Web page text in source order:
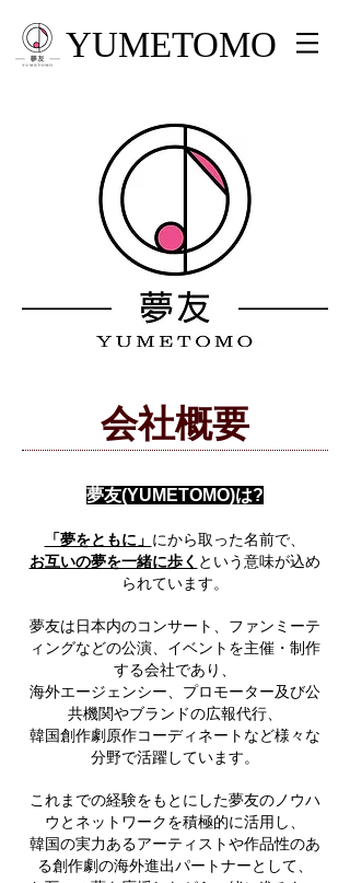
YUMETOMO
会社概要
夢友(YUMETOMO)は?
「夢をともに」 にから取った名前で、
お互いの夢を一緒に歩く という意味が込め
られています。
夢友は日本内のコンサート、ファンミーテ
ィングなどの公演、イベントを主催・制作
する会社であり、
海外エージェンシー、プロモーター及び公
共機関やブランドの広報代行、
韓国創作劇原作コーディネートなど様々な
分野で活躍しています。
これまでの経験をもとにした夢友のノウハ
ウとネットワークを積極的に活用し、
韓国の実力あるアーティストや作品性のあ
る創作劇の海外進出パートナーとして、